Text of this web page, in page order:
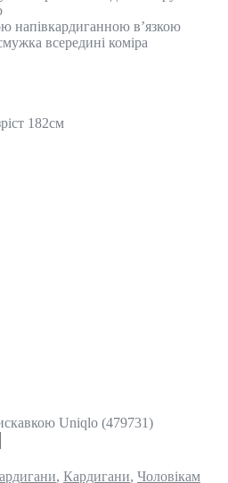
напівкардиганною в’язкою
всередині коміра
182см
Uniqlo (479731)
, Кардигани, Чоловікам